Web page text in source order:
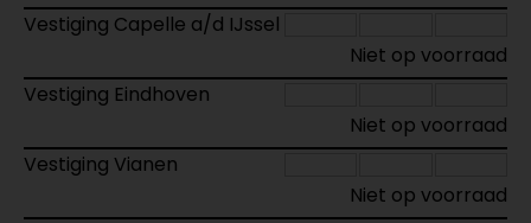
Vestiging Capelle a/d IJssel
Niet op voorraad
Vestiging Eindhoven
Niet op voorraad
Vestiging Vianen
Niet op voorraad